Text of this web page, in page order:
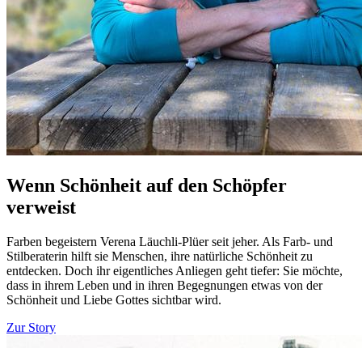
Wenn Schönheit auf den Schöpfer
verweist
Farben begeistern Verena Läuchli-Plüer seit jeher. Als Farb- und
Stilberaterin hilft sie Menschen, ihre natürliche Schönheit zu
entdecken. Doch ihr eigentliches Anliegen geht tiefer: Sie möchte,
dass in ihrem Leben und in ihren Begegnungen etwas von der
Schönheit und Liebe Gottes sichtbar wird.
Zur Story